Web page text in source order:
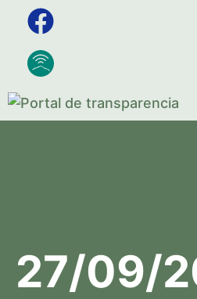
Saltar
contenido
27/09/